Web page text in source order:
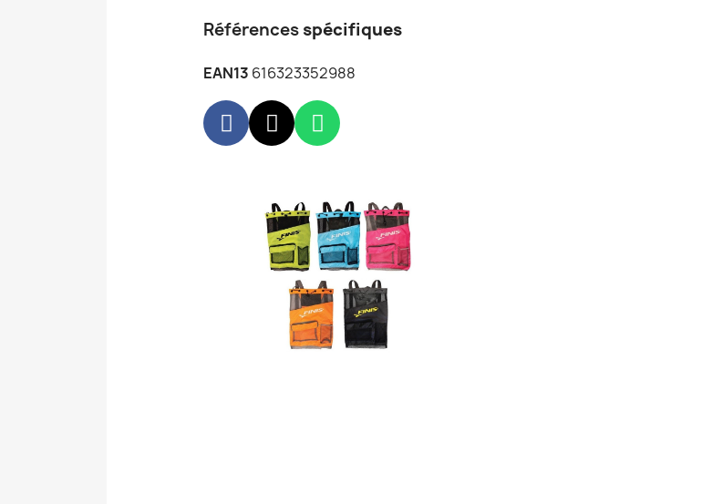
Références spécifiques
EAN13 616323352988